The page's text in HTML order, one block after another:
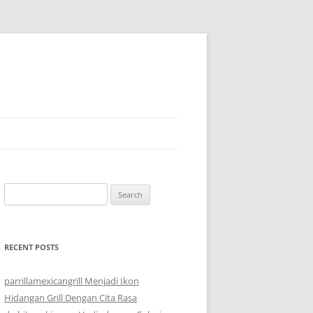
for:
RECENT POSTS
parrillamexicangrill Menjadi Ikon
Hidangan Grill Dengan Cita Rasa